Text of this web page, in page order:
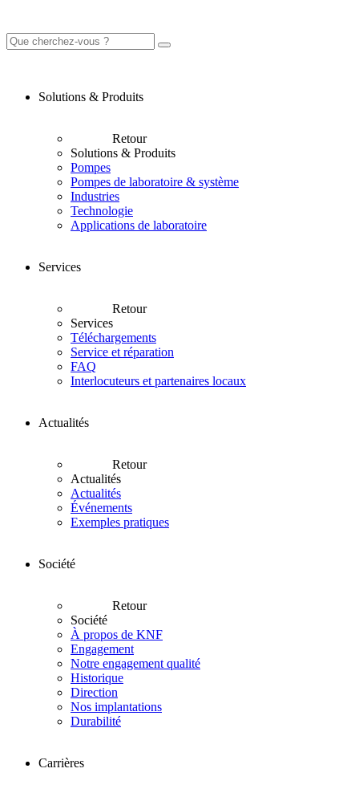
Solutions & Produits
Retour
Solutions & Produits
Pompes
Pompes de laboratoire & système
Industries
Technologie
Applications de laboratoire
Services
Retour
Services
Téléchargements
Service et réparation
FAQ
Interlocuteurs et partenaires locaux
Actualités
Retour
Actualités
Actualités
Événements
Exemples pratiques
Société
Retour
Société
À propos de KNF
Engagement
Notre engagement qualité
Historique
Direction
Nos implantations
Durabilité
Carrières